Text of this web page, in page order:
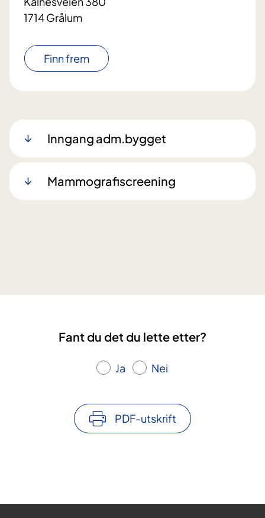
1714 Grålum
Finn frem
Inngang adm.bygget
Mammografiscreening
Fant du det du lette etter?
Ja Nei
PDF-utskrift